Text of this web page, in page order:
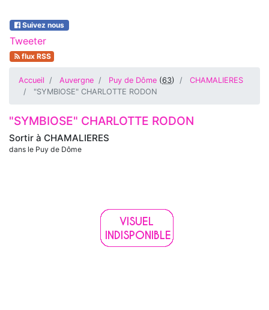
Suivez nous
Tweeter
flux RSS
Accueil Auvergne Puy de Dôme (63)
CHAMALIERES
"SYMBIOSE" CHARLOTTE RODON
Sortir à CHAMALIERES
dans le Puy de Dôme
"SYMBIOSE" CHARLOTTE RODON